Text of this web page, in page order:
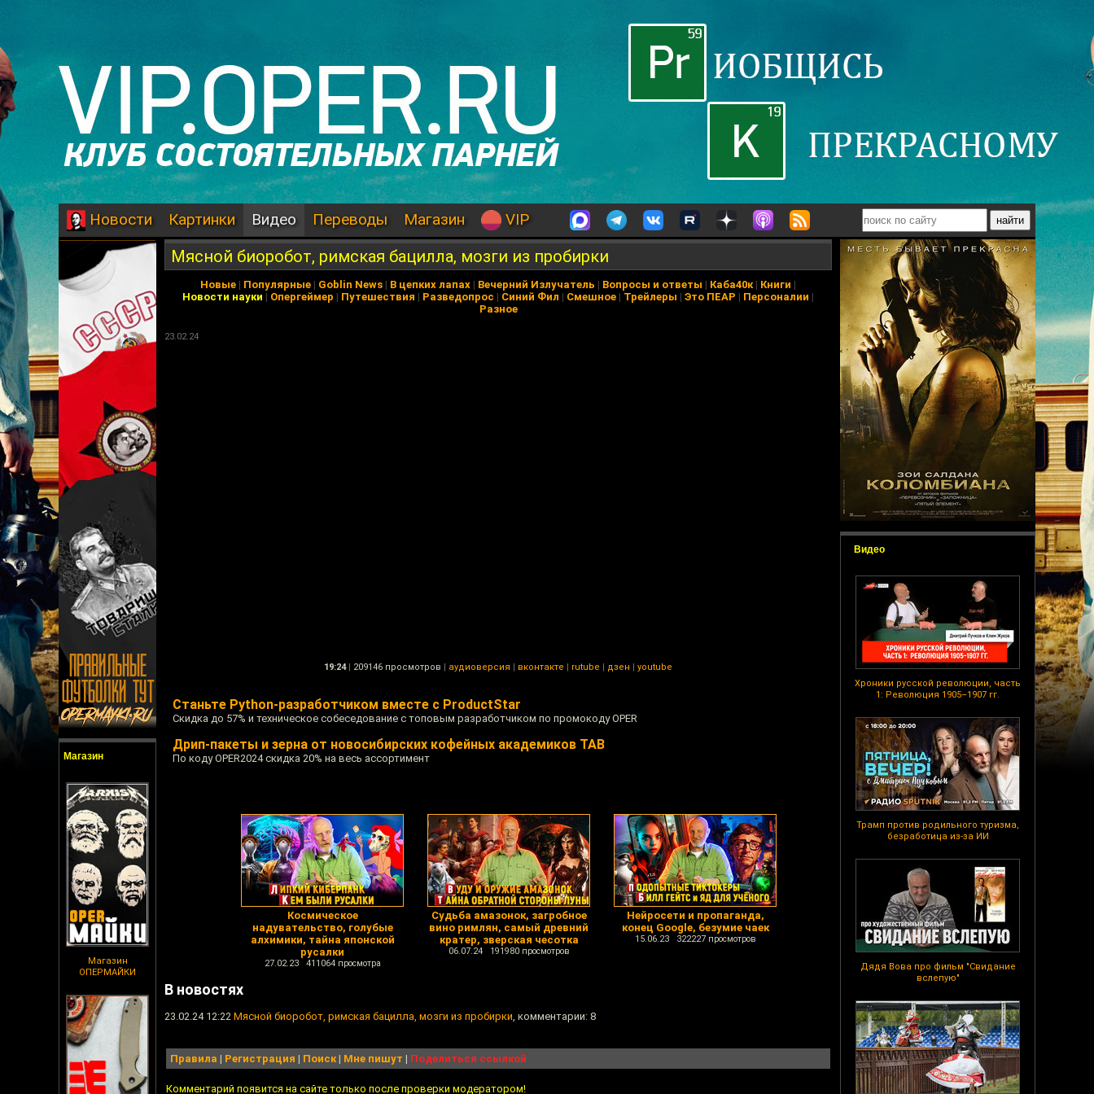
Новости Картинки Видео Переводы Магазин VIP
Магазин
Магазин
ОПЕРМАЙКИ
Видео
Хроники русской революции, часть
1: Революция 1905–1907 гг.
Трамп против родильного туризма,
безработица из-за ИИ
Дядя Вова про фильм "Свидание
вслепую"
Мясной биоробот, римская бацилла, мозги из пробирки
Новые | Популярные | Goblin News | В цепких лапах | Вечерний Излучатель | Вопросы и ответы | Каба40к| Книги |
Новости науки | Опергеймер | Путешествия | Разведопрос | Синий Фил | Смешное | Трейлеры | Это ПЕАР | Персоналии |
Разное
23.02.24
19:24 | 209146 просмотров | аудиоверсия | вконтакте | rutube | дзен | youtube
Станьте Python-разработчиком вместе с ProductStar
Скидка до 57% и техническое собеседование с топовым разработчиком по промокоду OPER
Дрип-пакеты и зерна от новосибирских кофейных академиков TAB
По коду OPER2024 скидка 20% на весь ассортимент
Космическое
надувательство, голубые
алхимики, тайна японской
русалки
27.02.23 411064 просмотра
Судьба амазонок, загробное
вино римлян, самый древний
кратер, зверская чесотка
06.07.24 191980 просмотров
Нейросети и пропаганда,
конец Google, безумие чаек
15.06.23 322227 просмотров
В новостях
23.02.24 12:22 Мясной биоробот, римская бацилла, мозги из пробирки, комментарии: 8
Правила | Регистрация | Поиск| Мне пишут | Поделиться ссылкой
Комментарий появится на сайте только после проверки модератором!